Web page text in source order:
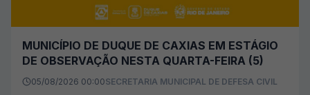
MUNICÍPIO DE DUQUE DE CAXIAS EM ESTÁGIO
DE OBSERVAÇÃO NESTA QUARTA-FEIRA (5)
05/08/2026 00:00SECRETARIA MUNICIPAL DE DEFESA CIVIL